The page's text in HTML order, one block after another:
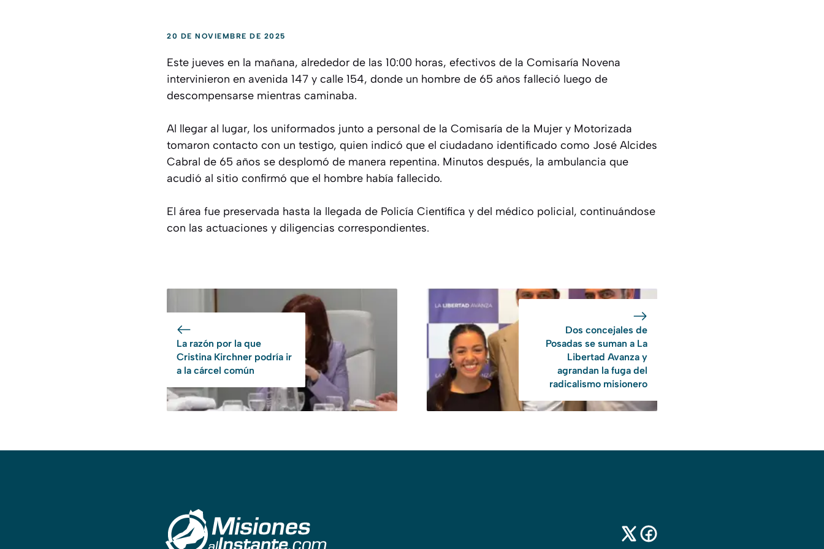
20 DE NOVIEMBRE DE 2025
Este jueves en la mañana, alrededor de las 10:00 horas, efectivos de la Comisaría Novena
intervinieron en avenida 147 y calle 154, donde un hombre de 65 años falleció luego de
descompensarse mientras caminaba.
Al llegar al lugar, los uniformados junto a personal de la Comisaría de la Mujer y Motorizada
tomaron contacto con un testigo, quien indicó que el ciudadano identificado como José Alcides
Cabral de 65 años se desplomó de manera repentina. Minutos después, la ambulancia que
acudió al sitio confirmó que el hombre había fallecido.
El área fue preservada hasta la llegada de Policía Científica y del médico policial, continuándose
con las actuaciones y diligencias correspondientes.
La razón por la que
Cristina Kirchner podría ir
a la cárcel común
Dos concejales de
Posadas se suman a La
Libertad Avanza y
agrandan la fuga del
radicalismo misionero